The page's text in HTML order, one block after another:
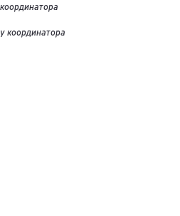
координатора